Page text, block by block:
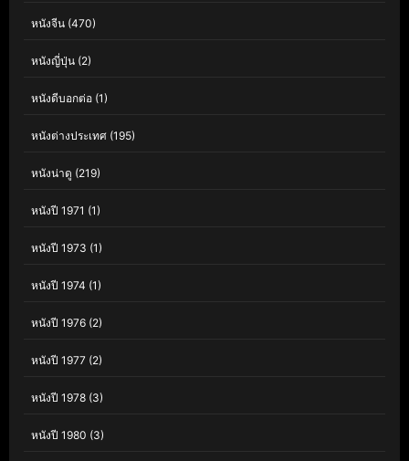
หนังจีน (470)
หนังญี่ปุ่น (2)
หนังดีบอกต่อ (1)
หนังต่างประเทศ (195)
หนังน่าดู (219)
หนังปี 1971 (1)
หนังปี 1973 (1)
หนังปี 1974 (1)
หนังปี 1976 (2)
หนังปี 1977 (2)
หนังปี 1978 (3)
หนังปี 1980 (3)